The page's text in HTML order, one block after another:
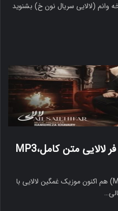
وانم (لالایی سریال نون خ) بشنوید
دانلود آهنگ علی صالحی فر لالایی متن کامل،MP3
علی صالحی فر لالایی (متن کامل،MP3) هم اکنون موزیک غمگین لالایی با